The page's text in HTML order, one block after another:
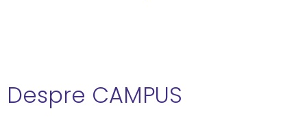
Despre CAMPUS